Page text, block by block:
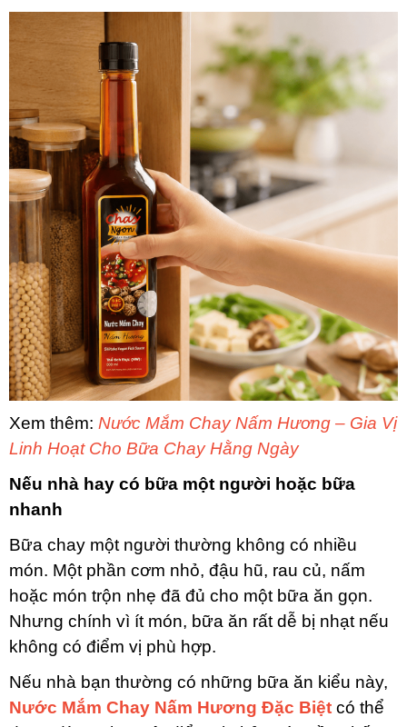
Xem thêm: Nước Mắm Chay Nấm Hương – Gia Vị
Linh Hoạt Cho Bữa Chay Hằng Ngày
Nếu nhà hay có bữa một người hoặc bữa
nhanh
Bữa chay một người thường không có nhiều
món. Một phần cơm nhỏ, đậu hũ, rau củ, nấm
hoặc món trộn nhẹ đã đủ cho một bữa ăn gọn.
Nhưng chính vì ít món, bữa ăn rất dễ bị nhạt nếu
không có điểm vị phù hợp.
Nếu nhà bạn thường có những bữa ăn kiểu này,
Nước Mắm Chay Nấm Hương Đặc Biệt có thể